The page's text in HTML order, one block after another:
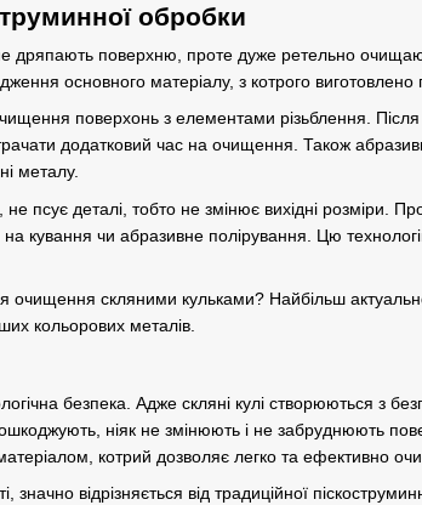
обробки
дряпають поверхню, проте дуже ретельно
основного матеріалу, з котрого виготовлено
поверхонь з елементами різьблення.
додатковий час на очищення. Також
металу.
, не псує деталі, тобто не змінює вихідні розміри.
кування чи абразивне полірування. Цю
очищення скляними кульками? Найбільш
кольорових металів.
безпека. Адже скляні кулі створюються з
ніяк не змінюють і не забруднюють
котрий дозволяє легко та ефективно
відрізняється від традиційної